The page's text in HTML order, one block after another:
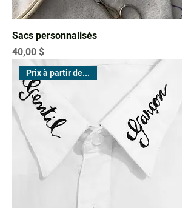
Sacs personnalisés
Prix
40,00 $
Prix à partir de...